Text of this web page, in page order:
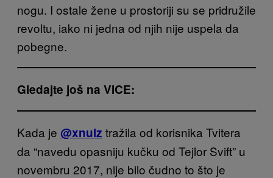
nogu. I ostale žene u prostoriji su se pridružile
revoltu, iako ni jedna od njih nije uspela da
pobegne.
Gledajte još na VICE:
Kada je @xnulz tražila od korisnika Tvitera
da “navedu opasniju kučku od Tejlor Svift” u
novembru 2017, nije bilo čudno to što je